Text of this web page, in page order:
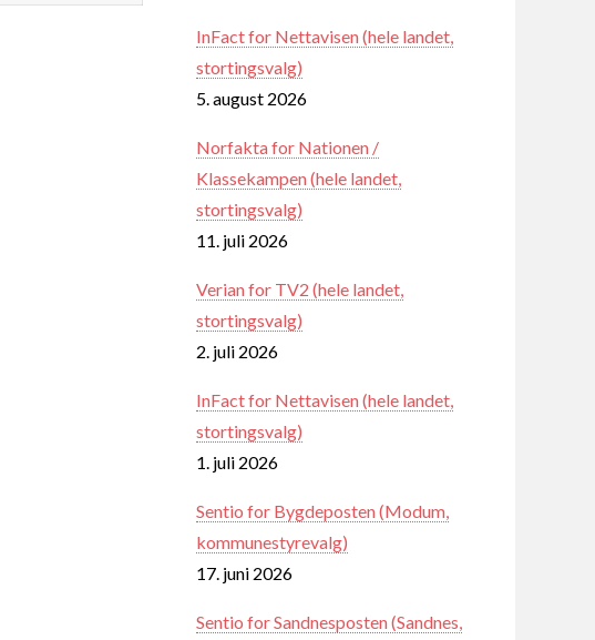
InFact for Nettavisen (hele landet,
stortingsvalg)
5. august 2026
Norfakta for Nationen /
Klassekampen (hele landet,
stortingsvalg)
11. juli 2026
Verian for TV2 (hele landet,
stortingsvalg)
2. juli 2026
InFact for Nettavisen (hele landet,
stortingsvalg)
1. juli 2026
Sentio for Bygdeposten (Modum,
kommunestyrevalg)
17. juni 2026
Sentio for Sandnesposten (Sandnes,